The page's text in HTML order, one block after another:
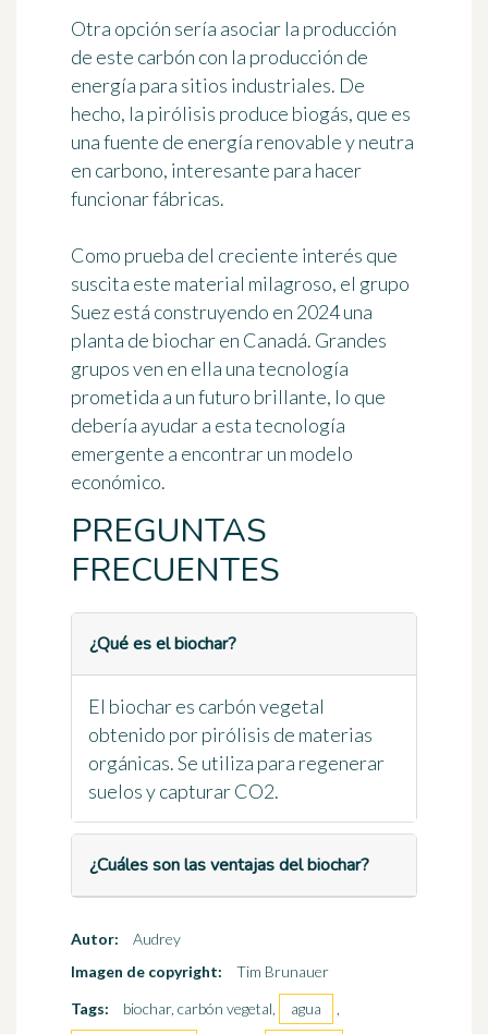
Otra opción sería asociar la producción
de este carbón con la producción de
energía para sitios industriales. De
hecho, la pirólisis produce biogás, que es
una fuente de energía renovable y neutra
en carbono, interesante para hacer
funcionar fábricas.
Como prueba del creciente interés que
suscita este material milagroso, el grupo
Suez está construyendo en 2024 una
planta de biochar en Canadá. Grandes
grupos ven en ella una tecnología
prometida a un futuro brillante, lo que
debería ayudar a esta tecnología
emergente a encontrar un modelo
económico.
PREGUNTAS
FRECUENTES
¿Qué es el biochar?
El biochar es carbón vegetal
obtenido por pirólisis de materias
orgánicas. Se utiliza para regenerar
suelos y capturar CO2.
¿Cuáles son las ventajas del biochar?
Autor:
Audrey
Imagen de copyright:
Tim Brunauer
Tags:
biochar, carbón vegetal, agua
,